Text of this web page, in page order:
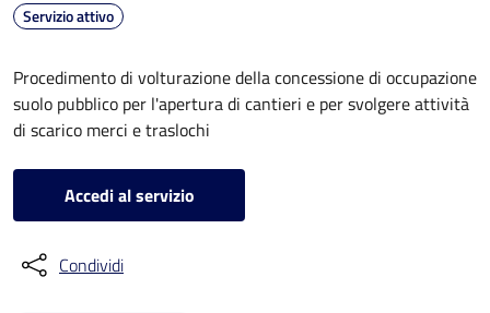
Servizio attivo
Procedimento di volturazione della concessione di occupazione
suolo pubblico per l'apertura di cantieri e per svolgere attività
di scarico merci e traslochi
Accedi al servizio
Condividi